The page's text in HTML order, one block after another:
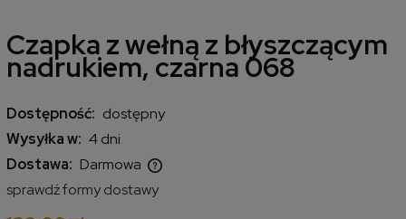
Czapka z wełną z błyszczącym
nadrukiem, czarna 068
Dostępność: dostępny
Wysyłka w: 4 dni
Dostawa: Darmowa
Cena nie zawiera ewentualnych kosztów płatności
sprawdź formy dostawy